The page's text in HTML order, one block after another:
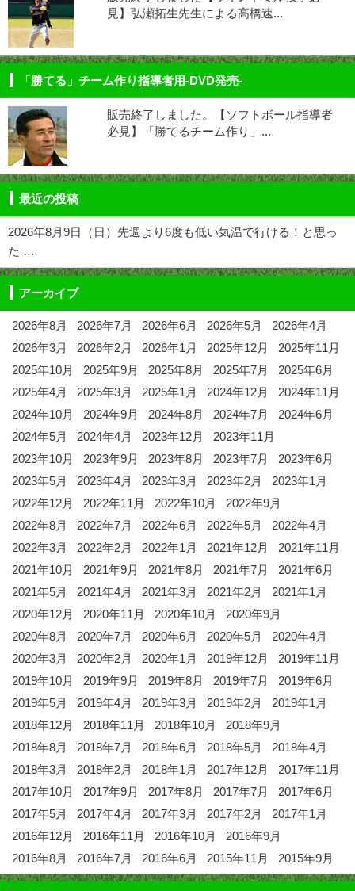
見】弘瀬拓生先生による高橋速...
「勝てる」チーム作り指導者用-DVD発売-
販売終了しました。【ソフトボール指導者
必見】「勝てるチーム作り」...
最近の投稿
2026年8月9日（日）先週より6度も低い気温で行ける！と思っ
た …
アーカイブ
2026年8月 2026年7月 2026年6月 2026年5月
2026年4月
2026年3月
2026年2月 2026年1月 2025年12月
2025年11月
2025年10月
2025年9月 2025年8月 2025年7月
2025年6月
2025年4月
2025年3月 2025年1月 2024年12月
2024年11月
2024年10月
2024年9月 2024年8月 2024年7月
2024年6月
2024年5月
2024年4月 2023年12月
2023年11月
2023年10月
2023年9月 2023年8月 2023年7月
2023年6月
2023年5月
2023年4月 2023年3月 2023年2月
2023年1月
2022年12月
2022年11月 2022年10月
2022年9月
2022年8月
2022年7月 2022年6月 2022年5月
2022年4月
2022年3月
2022年2月 2022年1月 2021年12月
2021年11月
2021年10月
2021年9月 2021年8月 2021年7月
2021年6月
2021年5月
2021年4月 2021年3月 2021年2月
2021年1月
2020年12月
2020年11月 2020年10月
2020年9月
2020年8月
2020年7月 2020年6月 2020年5月
2020年4月
2020年3月
2020年2月 2020年1月 2019年12月
2019年11月
2019年10月
2019年9月 2019年8月 2019年7月
2019年6月
2019年5月
2019年4月 2019年3月 2019年2月
2019年1月
2018年12月
2018年11月 2018年10月
2018年9月
2018年8月
2018年7月 2018年6月 2018年5月
2018年4月
2018年3月
2018年2月 2018年1月 2017年12月
2017年11月
2017年10月
2017年9月 2017年8月 2017年7月
2017年6月
2017年5月
2017年4月 2017年3月 2017年2月
2017年1月
2016年12月
2016年11月 2016年10月
2016年9月
2016年8月
2016年7月 2016年6月 2015年11月 2015年9月